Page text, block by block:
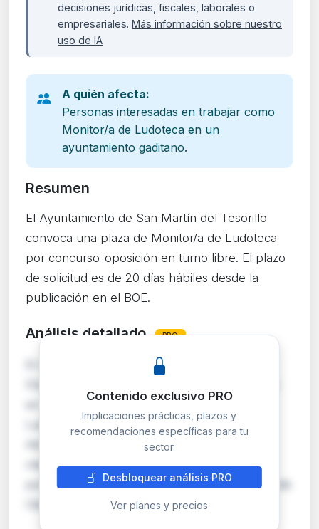
decisiones jurídicas, fiscales, laborales o
empresariales. Más información sobre nuestro
uso de IA
A quién afecta:
Personas interesadas en trabajar como
Monitor/a de Ludoteca en un
ayuntamiento gaditano.
Resumen
El Ayuntamiento de San Martín del Tesorillo
convoca una plaza de Monitor/a de Ludoteca
por concurso-oposición en turno libre. El plazo
de solicitud es de 20 días hábiles desde la
publicación en el BOE.
Análisis detallado PRO
El Ayuntamiento de San Martín del Tesorillo
en turno libre una plaza de Monitor/a de
Ludoteca, encuadrada en la escala de
Administración Especial, subescala Técnica y
clase Media. Las bases reguladoras se
publicaron en el Boletín Oficial de la Provincia de
Cádiz núm. 102 del …
Contenido exclusivo PRO
Implicaciones prácticas, plazos y
recomendaciones específicas para tu
sector.
Desbloquear análisis PRO
Ver planes y precios